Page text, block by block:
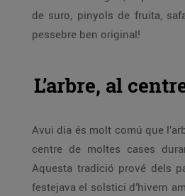
de suro, pinyols de fruita,
pessebre ben original!
L’arbre, al
Avui dia és molt comú que
centre de moltes cases
Aquesta tradició prové dels
festejava el solstici d’hivern